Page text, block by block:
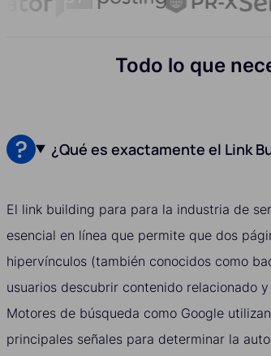
Todo lo que
¿Qué es exactamente el Link
El link building para para la industria de
esencial en línea que permite que dos
hipervínculos (también conocidos como
usuarios descubrir contenido relacionado
Motores de búsqueda como Google
principales señales para determinar la